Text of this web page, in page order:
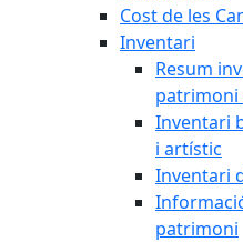
Cost de les
Inventari
Resum
Inventari
i artístic
Inventari
patrimoni